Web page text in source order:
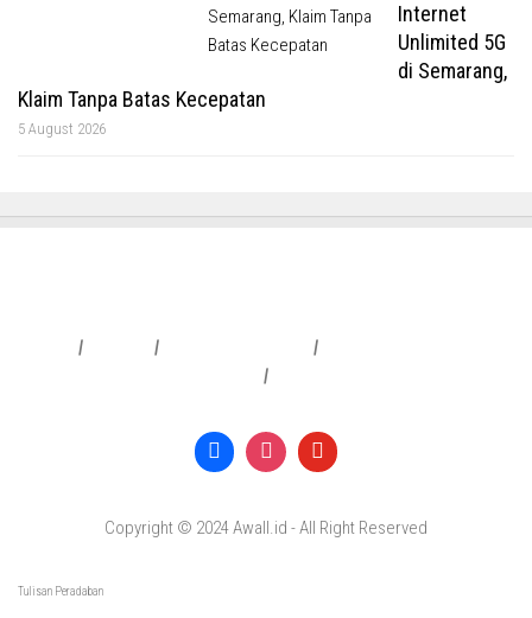
Internet
Unlimited 5G
di Semarang,
Klaim Tanpa Batas Kecepatan
5 August 2026
| | |
|
Copyright © 2024 Awall.id - All Right Reserved
Tulisan Peradaban